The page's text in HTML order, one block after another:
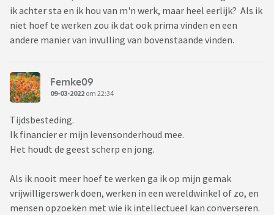
ik achter sta en ik hou van m'n werk, maar heel eerlijk? Als ik
niet hoef te werken zou ik dat ook prima vinden en een
andere manier van invulling van bovenstaande vinden.
Femke09
09-03-2022 om 22:34
Tijdsbesteding.
Ik financier er mijn levensonderhoud mee.
Het houdt de geest scherp en jong.
Als ik nooit meer hoef te werken ga ik op mijn gemak
vrijwilligerswerk doen, werken in een wereldwinkel of zo, en
mensen opzoeken met wie ik intellectueel kan converseren.